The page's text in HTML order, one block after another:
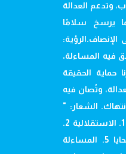
وتدعم العدالة
يرسخ سلامًا
الإنصاف.الرؤية:
فيه المساءلة،
حماية الحقيقة
وتُصان فيه
الشعار: "
من التوثيق إلى العدالة قيم سام :- 1. الاستقلالية 2.
المهنية 3. النزاهة 4. العدالة للضحايا 5. المساءلة